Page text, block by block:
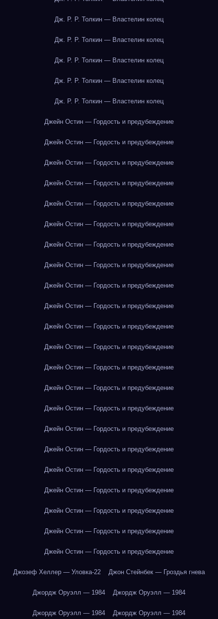
Дж. Р. Р. Толкин — Властелин колец
Дж. Р. Р. Толкин — Властелин колец
Дж. Р. Р. Толкин — Властелин колец
Дж. Р. Р. Толкин — Властелин колец
Дж. Р. Р. Толкин — Властелин колец
Джейн Остин — Гордость и предубеждение
Джейн Остин — Гордость и предубеждение
Джейн Остин — Гордость и предубеждение
Джейн Остин — Гордость и предубеждение
Джейн Остин — Гордость и предубеждение
Джейн Остин — Гордость и предубеждение
Джейн Остин — Гордость и предубеждение
Джейн Остин — Гордость и предубеждение
Джейн Остин — Гордость и предубеждение
Джейн Остин — Гордость и предубеждение
Джейн Остин — Гордость и предубеждение
Джейн Остин — Гордость и предубеждение
Джейн Остин — Гордость и предубеждение
Джейн Остин — Гордость и предубеждение
Джейн Остин — Гордость и предубеждение
Джейн Остин — Гордость и предубеждение
Джейн Остин — Гордость и предубеждение
Джейн Остин — Гордость и предубеждение
Джейн Остин — Гордость и предубеждение
Джейн Остин — Гордость и предубеждение
Джейн Остин — Гордость и предубеждение
Джейн Остин — Гордость и предубеждение
Джозеф Хеллер — Уловка-22 Джон Стейнбек — Гроздья гнева
Джордж Оруэлл — 1984 Джордж Оруэлл — 1984
Джордж Оруэлл — 1984 Джордж Оруэлл — 1984